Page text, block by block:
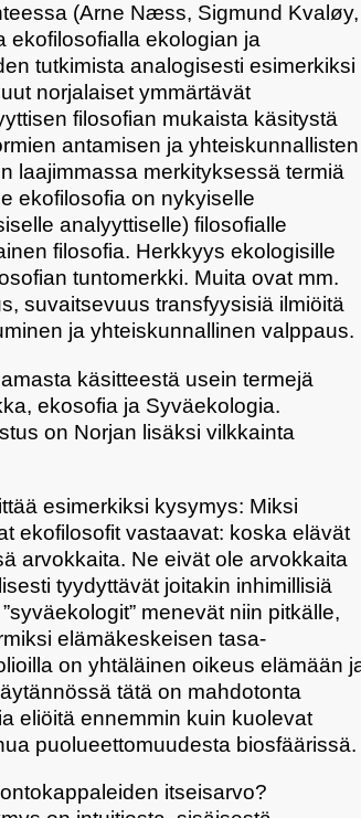
(Arne Næss, Sigmund Kvaløy,
ekofilosofialla ekologian ja
tutkimista analogisesti esimerkiksi
norjalaiset ymmärtävät
filosofian mukaista käsitystä
antamisen ja yhteiskunnallisten
laajimmassa merkityksessä termiä
ekofilosofia on nykyiselle
analyyttiselle) filosofialle
filosofia. Herkkyys ekologisille
tuntomerkki. Muita ovat mm.
suvaitsevuus transfyysisiä ilmiöitä
ja yhteiskunnallinen valppaus.
käsitteestä usein termejä
ekosofia ja Syväekologia.
on Norjan lisäksi vilkkainta
esimerkiksi kysymys: Miksi
ekofilosofit vastaavat: koska elävät
arvokkaita. Ne eivät ole arvokkaita
tyydyttävät joitakin inhimillisiä
menevät niin pitkälle,
elämäkeskeisen tasa-
on yhtäläinen oikeus elämään
tätä on mahdotonta
eliöitä ennemmin kuin kuolevat
puolueettomuudesta biosfäärissä.
itseisarvo?